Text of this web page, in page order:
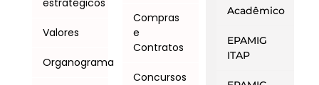
estratégicos
Valores
Organograma
Compras
e
Contratos
Concursos
Acadêmico
EPAMIG
ITAP